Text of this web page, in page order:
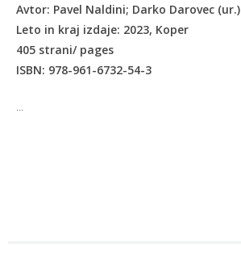
Avtor: Pavel Naldini; Darko Darovec (ur.)
Leto in kraj izdaje: 2023, Koper
405 strani/ pages
ISBN: 978-961-6732-54-3
...